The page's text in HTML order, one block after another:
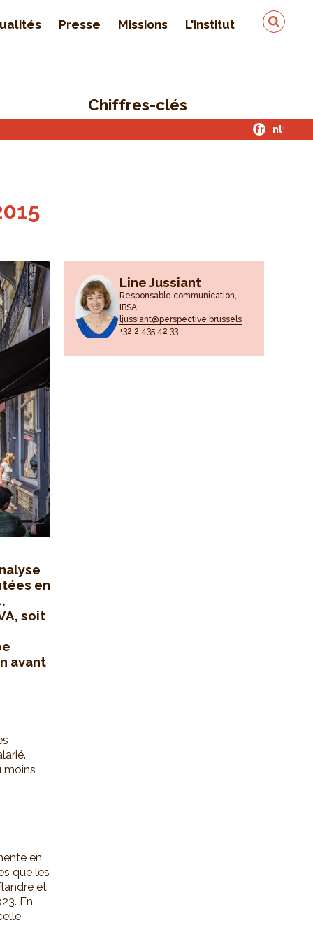
Presse Missions L'institut
Qualité & sécurité des
Chiffres-clés
fr nl
en
soit
avant
moins
en
que les
et
En
Line Jussiant
Responsable communication,
IBSA
ljussiant@perspective.brussels
+32 2 435 42 33